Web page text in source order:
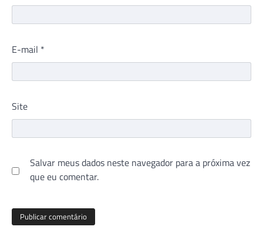
E-mail *
Site
Salvar meus dados neste navegador para a próxima vez
que eu comentar.